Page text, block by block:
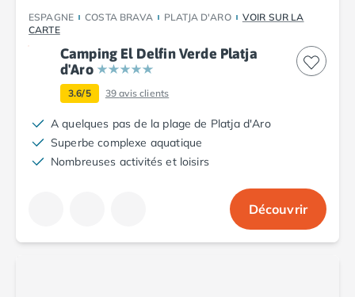
ESPAGNE COSTA BRAVA PLATJA D'ARO
VOIR SUR LA
CARTE
Camping El Delfin Verde Platja
d'Aro
3.6/5 39avis clients
A quelques pas de la plage de Platja d'Aro
Superbe complexe aquatique
Nombreuses activités et loisirs
Découvrir